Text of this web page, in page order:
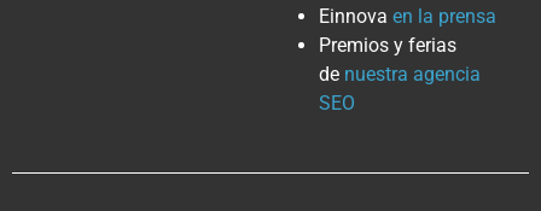
Einnova en la prensa
Premios y ferias
de nuestra agencia
SEO